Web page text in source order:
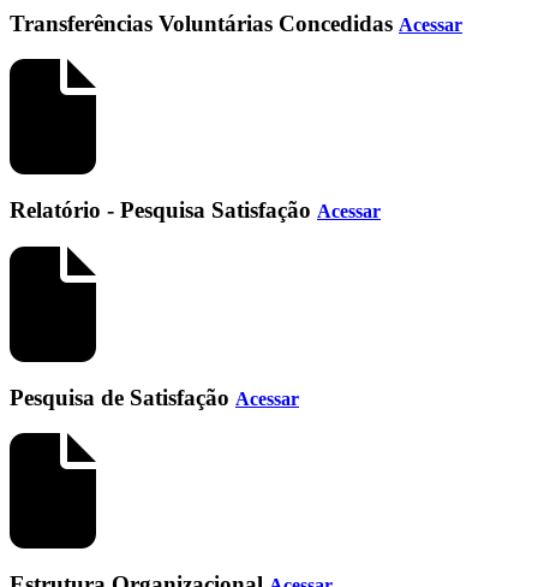
Transferências Voluntárias Concedidas Acessar
Relatório - Pesquisa Satisfação Acessar
Pesquisa de Satisfação Acessar